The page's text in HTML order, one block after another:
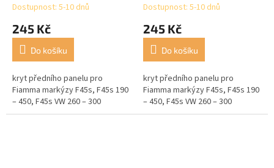
Dostupnost: 5-10 dnů
245 Kč
Do košíku
kryt předního panelu pro
Fiamma markýzy F45s, F45s 190
– 450, F45s VW 260 – 300
Dostupnost: 5-10 dnů
245 Kč
Do košíku
kryt předního panelu pro
Fiamma markýzy F45s, F45s 190
– 450, F45s VW 260 – 300